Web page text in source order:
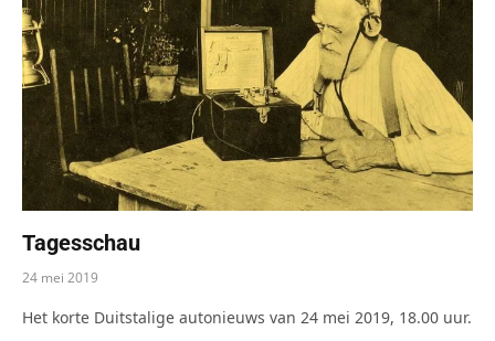
Tagesschau
24 mei 2019
Het korte Duitstalige autonieuws van 24 mei 2019, 18.00 uur.